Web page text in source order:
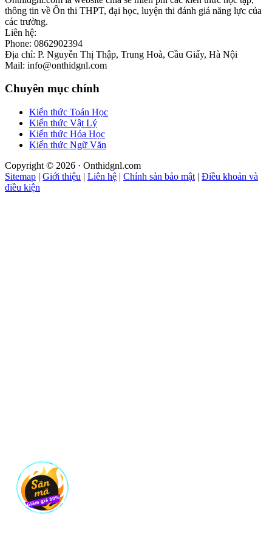
thông tin về Ôn thi THPT, đại học, luyện thi đánh giá năng lực của
các trường.
Liên hệ:
Phone: 0862902394
Địa chỉ: P. Nguyễn Thị Thập, Trung Hoà, Cầu Giấy, Hà Nội
Mail: info@onthidgnl.com
Chuyên mục chính
Kiến thức Toán Học
Kiến thức Vật Lý
Kiến thức Hóa Học
Kiến thức Ngữ Văn
Copyright © 2026 · Onthidgnl.com
Sitemap | Giới thiệu | Liên hệ | Chính sản bảo mật | Điều khoản và
điều kiện